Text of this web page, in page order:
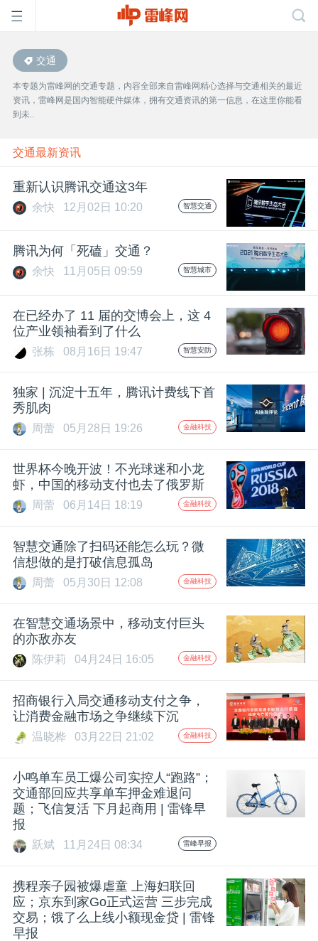
首
页
雷
峰
公
开
活
中
GAIR
专
题
爱
搞
机
交通
本专题为雷峰网的交通专题，内容全部来自雷峰网精心选择与交通相关的最近
资讯，雷峰网是国内智能硬件媒体，拥有交通资讯的第一信息，在这里你能看
到未..
交通最新资讯
重新认识腾讯交通这3年
余快 12月02日 10:20 智慧交通
腾讯为何「死磕」交通？
余快 11月05日 09:59 智慧城市
在已经办了 11 届的交博会上，这 4
位产业领袖看到了什么
张栋 08月16日 19:47 智慧安防
独家 | 沉淀十五年，腾讯计费线下首
秀肌肉
周蕾 05月28日 19:26 金融科技
世界杯今晚开波！不光球迷和小龙
虾，中国的移动支付也去了俄罗斯
周蕾 06月14日 18:19 金融科技
智慧交通除了扫码还能怎么玩？微
信想做的是打破信息孤岛
周蕾 05月30日 12:08 金融科技
在智慧交通场景中，移动支付巨头
的亦敌亦友
陈伊莉 04月24日 16:05 金融科技
招商银行入局交通移动支付之争，
让消费金融市场之争继续下沉
温晓桦 03月22日 21:02 金融科技
小鸣单车员工爆公司实控人“跑路”；
交通部回应共享单车押金难退问
题；飞信复活 下月起商用 | 雷锋早
报
跃斌 11月24日 08:34 雷峰早报
携程亲子园被爆虐童 上海妇联回
应；京东到家Go正式运营 三步完成
交易；饿了么上线小额现金贷 | 雷锋
早报